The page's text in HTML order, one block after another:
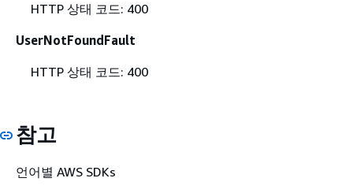
HTTP 상태 코드: 400
UserNotFoundFault
HTTP 상태 코드: 400
참고
언어별 AWS SDKs